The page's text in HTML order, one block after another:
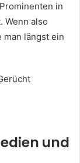
in
Wenn also
man längst ein
und